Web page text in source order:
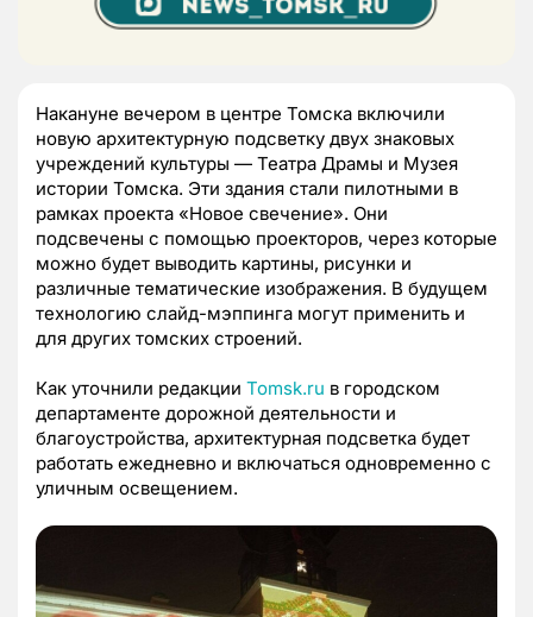
Накануне вечером в центре Томска включили
новую архитектурную подсветку двух знаковых
учреждений культуры — Театра Драмы и Музея
истории Томска. Эти здания стали пилотными в
рамках проекта «Новое свечение». Они
подсвечены с помощью проекторов, через которые
можно будет выводить картины, рисунки и
различные тематические изображения. В будущем
технологию слайд-мэппинга могут применить и
для других томских строений.
Как уточнили редакции Tomsk.ru в городском
департаменте дорожной деятельности и
благоустройства, архитектурная подсветка будет
работать ежедневно и включаться одновременно с
уличным освещением.